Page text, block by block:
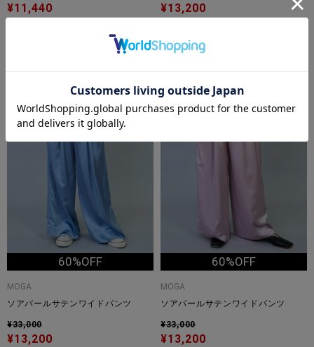
¥11,440 ¥13,200
TIME
60%OFF
MOGA
ソアパールサテンワイドパンツ
¥33,000
¥13,200
60%OFF
MOGA
ソアパールサテンワイドパンツ
¥33,000
¥13,200